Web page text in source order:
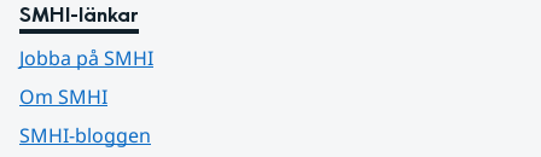
SMHI-länkar
Jobba på SMHI
Om SMHI
SMHI-bloggen